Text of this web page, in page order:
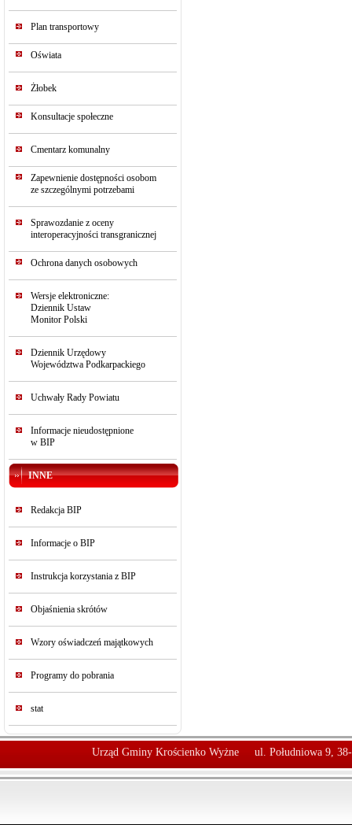
Plan transportowy
Oświata
Żłobek
Konsultacje społeczne
Cmentarz komunalny
Zapewnienie dostępności osobom
ze szczególnymi potrzebami
Sprawozdanie z oceny
interoperacyjności transgranicznej
Ochrona danych osobowych
Wersje elektroniczne:
Dziennik Ustaw
Monitor Polski
Dziennik Urzędowy
Województwa Podkarpackiego
Uchwały Rady Powiatu
Informacje nieudostępnione
w BIP
INNE
Redakcja BIP
Informacje o BIP
Instrukcja korzystania z BIP
Objaśnienia skrótów
Wzory oświadczeń majątkowych
Programy do pobrania
stat
Urząd Gminy Krościenko Wyżne ul. Południowa 9,